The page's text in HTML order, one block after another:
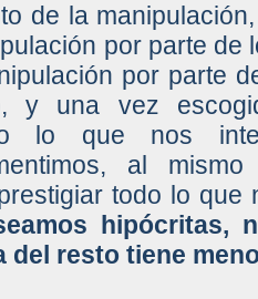
de la
por parte de
por parte
y una vez
lo que nos
al
todo lo
hipócritas,
del resto tiene